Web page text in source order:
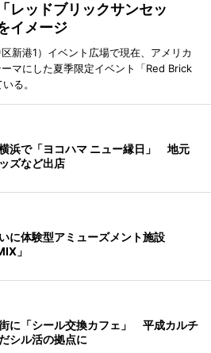
レッドブリックサンセッ
イメージ
新港1）イベント広場で現在、アメリカ
マにした夏季限定イベント「Red Brick
る。
浜で「ヨコハマ ニュー縁日」 地元
ズなど出店
に体験型アミューズメント施設
」
に「シール交換カフェ」 平成カルチ
シル活の拠点に